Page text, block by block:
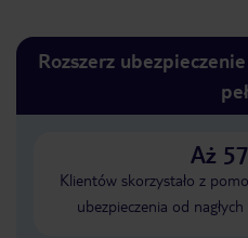
Rozszerz
Aż
Klientów skorzystało z
ubezpieczenia od